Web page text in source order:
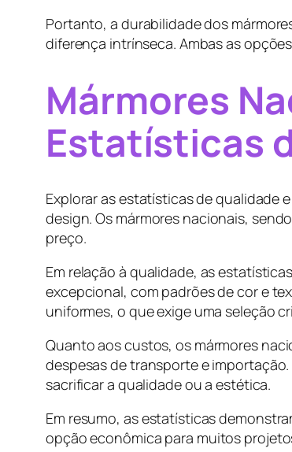
Portanto, a durabilidade dos
diferença intrínseca. Ambas as
Mármores
Estatísticas
Explorar as estatísticas de qualidade
design. Os mármores nacionais,
preço.
Em relação à qualidade, as
excepcional, com padrões de cor e
uniformes, o que exige uma seleção
Quanto aos custos, os mármores
despesas de transporte e
sacrificar a qualidade ou a estética.
Em resumo, as estatísticas
opção econômica para muitos